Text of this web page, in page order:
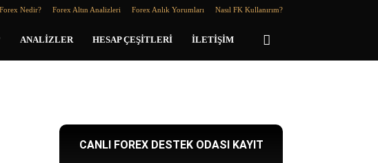
Forex Nedir? Forex Altın Analizleri Forex Anlık Yorumları Nasıl FK Kullanırım?
ANALIZLER HESAP ÇEŞITLERI İLETIŞIM
CANLI FOREX DESTEK ODASI KAYIT